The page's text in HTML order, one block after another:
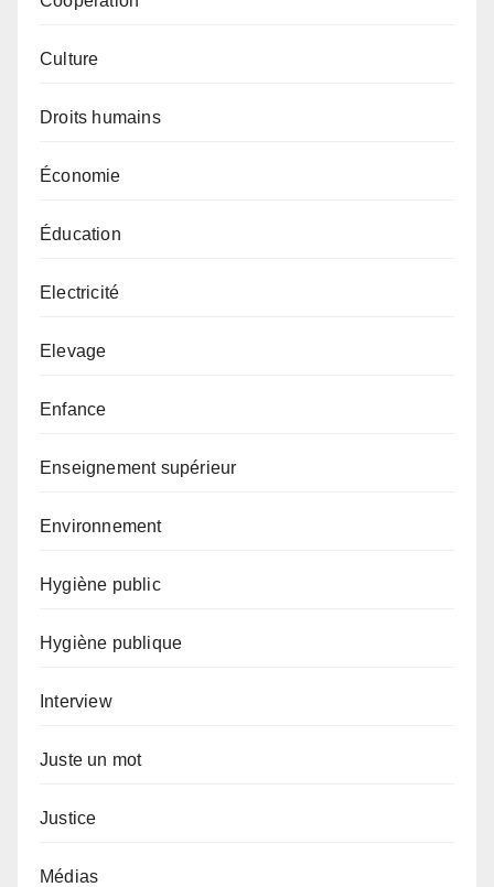
Culture
Droits humains
Économie
Éducation
Electricité
Elevage
Enfance
Enseignement supérieur
Environnement
Hygiène public
Hygiène publique
Interview
Juste un mot
Justice
Médias